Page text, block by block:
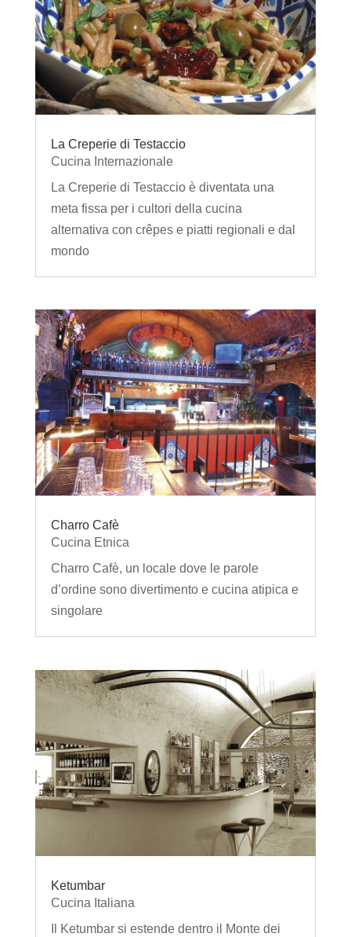
La Creperie di Testaccio
Cucina Internazionale
La Creperie di Testaccio è diventata una
meta fissa per i cultori della cucina
alternativa con crêpes e piatti regionali e dal
mondo
Charro Cafè
Cucina Etnica
Charro Cafè, un locale dove le parole
d’ordine sono divertimento e cucina atipica e
singolare
Ketumbar
Cucina Italiana
Il Ketumbar si estende dentro il Monte dei